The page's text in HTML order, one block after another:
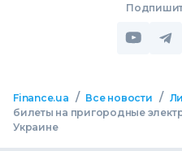
Finance.ua / Все новости /
билеты на пригородные
Украине